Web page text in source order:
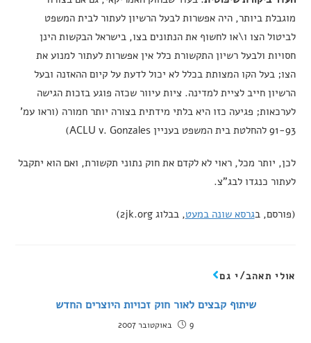
מוגבלת ביותר, היה אפשרות לבעל הרשיון לעתור לבית המשפט
לביטול הצו ו\או לחשוף את הנתונים בצו, בישראל הבקשות הינן
חסויות ולבעל רשיון התקשורת כלל אין אפשרות לעתור למנוע את
הצו; בעל הקו המצותת בכלל לא יכול לדעת על קיום ההאזנה ובעל
הרשיון חייב לציית למדינה. ציות עיוור שכזה פוגע בזכות הגישה
לערכאות; פגיעה כזו היא בלתי מידתית בצורה יותר חמורה (וראו עמ'
91-93 להחלטת בית המשפט בעניין ACLU v. Gonzales)
לכן, יותר מכל, ראוי לא לקדם את חוק נתוני תקשורת, ואם הוא יתקבל
לעתור כנגדו לבג"צ.
(פורסם, בגרסא שונה במעט, בבלוג 2jk.org)
אולי תאהב/י גם
שיתוף קבצים לאור חוק זכויות היוצרים החדש
9 באוקטובר 2007